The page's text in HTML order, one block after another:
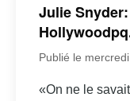
Julie
Publié le
«On ne le